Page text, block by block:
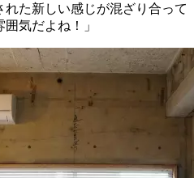
た新しい感じが混ざり合って
気だよね！」